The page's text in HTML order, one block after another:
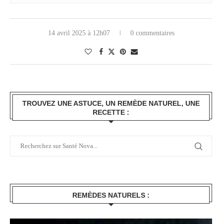
14 avril 2025 à 12h07 0 commentaires
TROUVEZ UNE ASTUCE, UN REMÈDE NATUREL, UNE
RECETTE :
REMÈDES NATURELS :